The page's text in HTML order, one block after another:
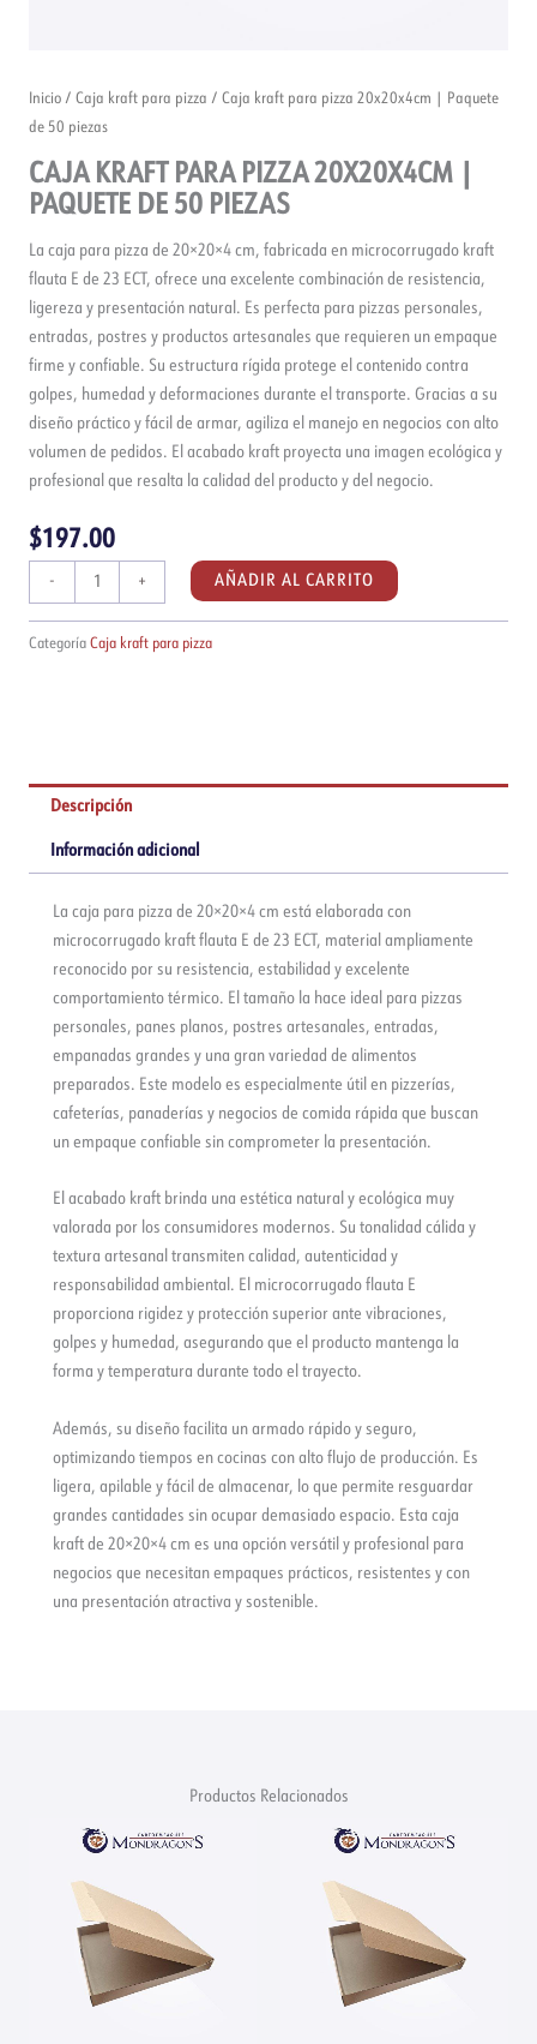
Inicio / Caja kraft para pizza / Caja kraft para pizza 20x20x4cm | Paquete
de 50 piezas
CAJA KRAFT PARA PIZZA 20X20X4CM |
PAQUETE DE 50 PIEZAS
La caja para pizza de 20×20×4 cm, fabricada en microcorrugado kraft
flauta E de 23 ECT, ofrece una excelente combinación de resistencia,
ligereza y presentación natural. Es perfecta para pizzas personales,
entradas, postres y productos artesanales que requieren un empaque
firme y confiable. Su estructura rígida protege el contenido contra
golpes, humedad y deformaciones durante el transporte. Gracias a su
diseño práctico y fácil de armar, agiliza el manejo en negocios con alto
volumen de pedidos. El acabado kraft proyecta una imagen ecológica y
profesional que resalta la calidad del producto y del negocio.
$197.00
-
kraft
cantidad
+ AÑADIR AL CARRITO
Categoría Caja kraft para pizza
Descripción
Información adicional
La caja para pizza de 20×20×4 cm está elaborada con
microcorrugado kraft flauta E de 23 ECT, material ampliamente
reconocido por su resistencia, estabilidad y excelente
comportamiento térmico. El tamaño la hace ideal para pizzas
personales, panes planos, postres artesanales, entradas,
empanadas grandes y una gran variedad de alimentos
preparados. Este modelo es especialmente útil en pizzerías,
cafeterías, panaderías y negocios de comida rápida que buscan
un empaque confiable sin comprometer la presentación.
El acabado kraft brinda una estética natural y ecológica muy
valorada por los consumidores modernos. Su tonalidad cálida y
textura artesanal transmiten calidad, autenticidad y
responsabilidad ambiental. El microcorrugado flauta E
proporciona rigidez y protección superior ante vibraciones,
golpes y humedad, asegurando que el producto mantenga la
forma y temperatura durante todo el trayecto.
Además, su diseño facilita un armado rápido y seguro,
optimizando tiempos en cocinas con alto flujo de producción. Es
ligera, apilable y fácil de almacenar, lo que permite resguardar
grandes cantidades sin ocupar demasiado espacio. Esta caja
kraft de 20×20×4 cm es una opción versátil y profesional para
negocios que necesitan empaques prácticos, resistentes y con
una presentación atractiva y sostenible.
Productos Relacionados